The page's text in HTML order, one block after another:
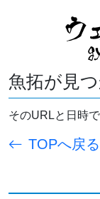
魚拓が見
そのURLと日時
TOPへ戻る